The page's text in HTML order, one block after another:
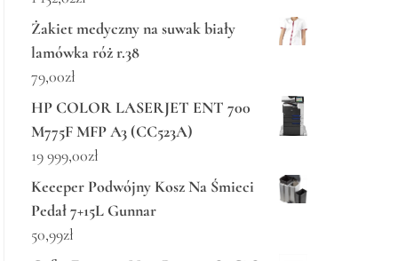
Żakiet medyczny na suwak biały
lamówka róż r.38
79,00zł
HP COLOR LASERJET ENT 700
M775F MFP A3 (CC523A)
19 999,00zł
Keeeper Podwójny Kosz Na Śmieci
Pedał 7+15L Gunnar
50,99zł